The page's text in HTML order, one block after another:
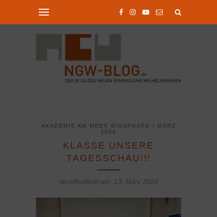
AKADEMIE AM MEER BIOSPHÄRE | MÄRZ
2026
KLASSE UNSERE
TAGESSCHAU!!!
Veröffentlicht am: 13. März 2026